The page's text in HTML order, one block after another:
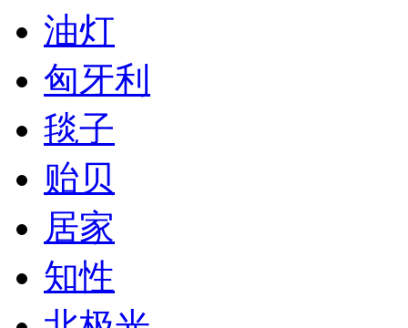
油灯
匈牙利
毯子
贻贝
居家
知性